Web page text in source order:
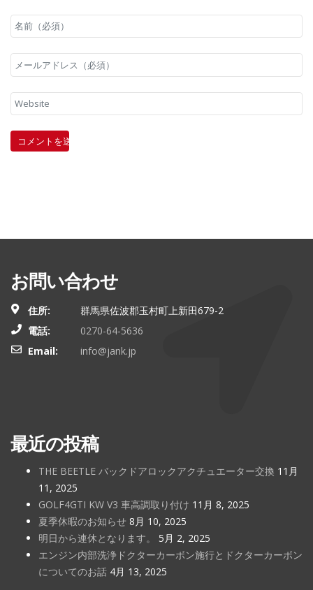
お問い合わせ
住所:
群馬県佐波郡玉村町上新田679-2
電話:
0270-64-5636
Email:
info@jank.jp
最近の投稿
THE BEETLE バックドアロックアクチュエーター交換 11月
11, 2025
GOLF4GTI KW V3 車高調取り付け 11月 8, 2025
夏季休暇のお知らせ 8月 10, 2025
明日から連休となります。
5月 2, 2025
エンジン内部洗浄ドクターカーボン施行とドクターカーボン
についてのお話 4月 13, 2025